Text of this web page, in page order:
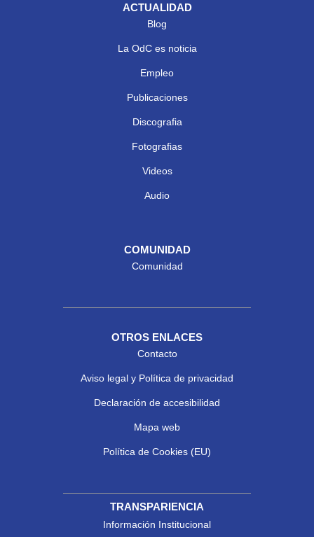
ACTUALIDAD
Blog
La OdC es noticia
Empleo
Publicaciones
Discografia
Fotografias
Videos
Audio
COMUNIDAD
Comunidad
OTROS ENLACES
Contacto
Aviso legal y Política de privacidad
Declaración de accesibilidad
Mapa web
Política de Cookies (EU)
TRANSPARIENCIA
Información Institucional